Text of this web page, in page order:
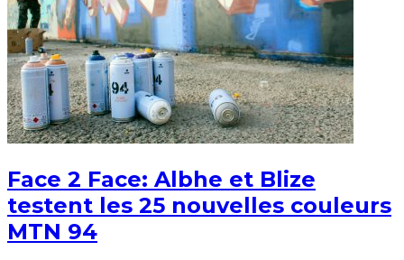
Face 2 Face: Albhe et Blize
testent les 25 nouvelles couleurs
MTN 94